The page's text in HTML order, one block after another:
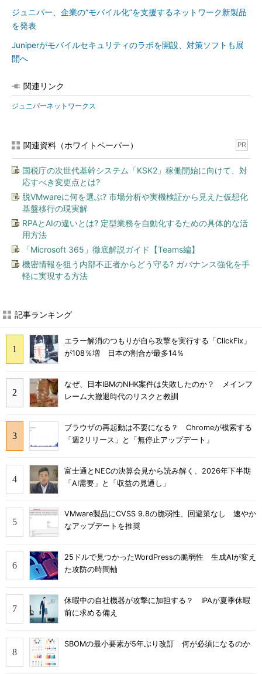
ジュニパー、企業の“モバイル化”を支援するネットワーク新製品
を発表
Juniperがモバイルセキュリティのラボを開設、対策ソフトも展
開へ
関連リンク
ジュニパーネットワークス
関連資料（ホワイトペーパー） PR
国税庁の次世代基幹システム「KSK2」稼働開始に向けて、対
応すべき変更点とは?
脱VMwareに何を選ぶ? 市場分析や実機検証から見えた仮想化
基盤移行の現実解
RPAとAIの違いとは? 定型業務を自動化するための具体的な活
用方法
「Microsoft 365」徹底解説ガイド【Teams編】
機密情報を狙う内部不正者からどう守る? ガバナンス強化を手
軽に実現する方法
記事ランキング
エラー解消のつもりが自ら攻撃を実行する「ClickFix」
が108％増 日本の割合が最多14％
なぜ、日本IBMのNHK案件は失敗したのか？ メインフ
レーム大撤退時代のリスクと教訓
ブラウザの再起動は不要になる？ Chromeが模索する
「週2リリース」と「無停止アップデート」
富士通とNECの決算会見から読み解く、2026年下半期
「AI需要」と「収益の見通し」
VMware製品にCVSS 9.8の脆弱性、回避策なし 速やか
なアップデートを推奨
25ドルで見つかったWordPressの脆弱性 生成AIが変え
た攻防の時間軸
休暇中の自社機器が攻撃に加担する？ IPAが夏季休暇
前に求める備え
SBOMの最小要素が5年ぶり改訂 何が必須になるのか